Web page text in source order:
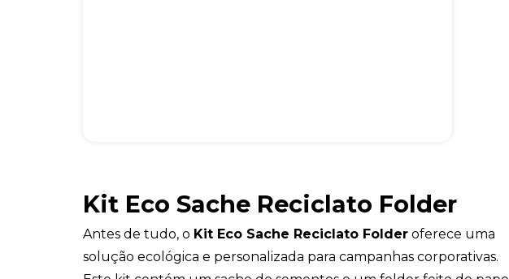
Kit Eco Sache Reciclato Folder
Antes de tudo, o Kit Eco Sache Reciclato Folder oferece uma
solução ecológica e personalizada para campanhas corporativas.